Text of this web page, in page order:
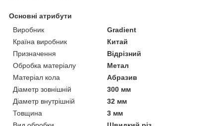
Основні атрибути
Виробник
Gradient
Країна виробник
Китай
Призначення
Відрізний
Обробка матеріалу
Метал
Матеріал кола
Абразив
Діаметр зовнішній
300 мм
Діаметр внутрішній
32 мм
Товщина
3 мм